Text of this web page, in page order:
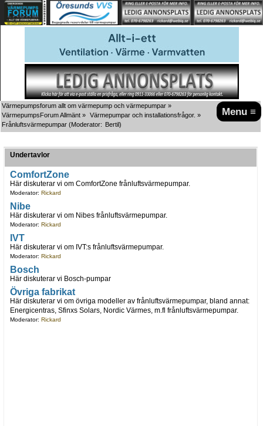
Menu ≡
Värmepumpsforum allt om värmepump och värmepumpar »
VärmepumpsForum Allmänt » Värmepumpar och installationsfrågor. »
Frånluftsvärmepumpar (Moderator: Bertil)
Undertavlor
ComfortZone
Här diskuterar vi om ComfortZone frånluftsvärmepumpar.
Moderator: Rickard
Nibe
Här diskuterar vi om Nibes frånluftsvärmepumpar.
Moderator: Rickard
IVT
Här diskuterar vi om IVT:s frånluftsvärmepumpar.
Moderator: Rickard
Bosch
Här diskuterar vi Bosch-pumpar
Övriga fabrikat
Här diskuterar vi om övriga modeller av frånluftsvärmepumpar, bland annat:
Energicentras, Sfinxs Solars, Nordic Värmes, m.fl frånluftsvärmepumpar.
Moderator: Rickard